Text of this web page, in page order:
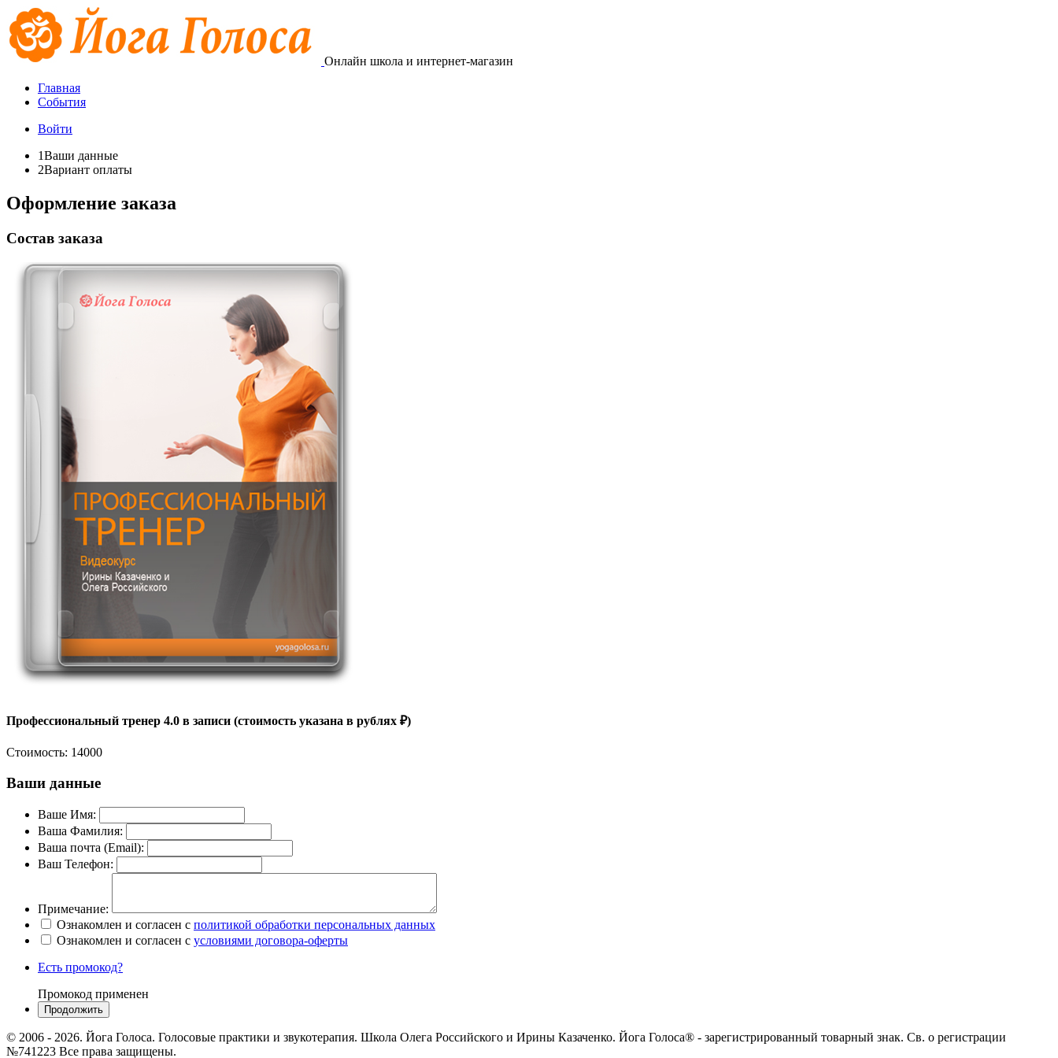
Онлайн школа и интернет-магазин
Главная
События
Войти
1Ваши данные
2Вариант оплаты
Оформление заказа
Состав заказа
Профессиональный тренер 4.0 в записи (стоимость указана в рублях ₽)
Стоимость: 14000
Ваши данные
Ваше Имя:
Ваша Фамилия:
Ваша почта (Email):
Ваш Телефон:
Примечание:
Ознакомлен и согласен с политикой обработки персональных данных
Ознакомлен и согласен с условиями договора-оферты
Есть промокод?
Промокод применен
© 2006 - 2026. Йога Голоса. Голосовые практики и звукотерапия. Школа Олега Российского и Ирины Казаченко. Йога Голоса® - зарегистрированный товарный знак. Св. о регистрации
№741223 Все права защищены.